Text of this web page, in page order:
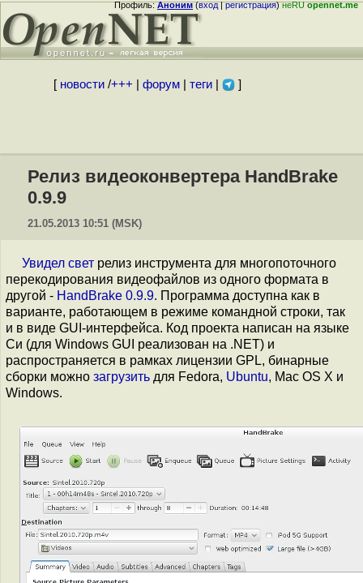
Профиль:Аноним(вход|регистрация)неRUopennet.me
[ новости/+++ форум| теги| ]
Релиз видеоконвертера HandBrake
0.9.9
21.05.2013 10:51 (MSK)
Увидел свет релиз инструмента для многопоточного
перекодирования видеофайлов из одного формата в
другой - HandBrake 0.9.9. Программа доступна как в
варианте, работающем в режиме командной строки, так
и в виде GUI-интерфейса. Код проекта написан на языке
Си (для Windows GUI реализован на .NET) и
распространяется в рамках лицензии GPL, бинарные
сборки можно загрузить для Fedora, Ubuntu, Mac OS X и
Windows.